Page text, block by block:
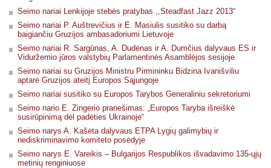
Seimo nariai Lenkijoje stebės pratybas ,,Steadfast Jazz 2013“
Seimo nariai P. Auštrevičius ir E. Masiulis susitiko su darbą
baigiančiu Gruzijos ambasadoriumi Lietuvoje
Seimo nariai R. Sargūnas, A. Dudėnas ir A. Dumčius dalyvaus ES ir
Viduržemio jūros valstybių Parlamentinės Asamblėjos sesijoje
Seimo nariai su Gruzijos Ministru Pirmininku Bidzina Ivanišviliu
aptarė Gruzijos ateitį Europos Sąjungoje
Seimo nariai susitiko su Europos Tarybos Generaliniu sekretoriumi
Seimo nario E. Zingerio pranešimas: „Europos Taryba išreiškė
susirūpinimą dėl padėties Ukrainoje“
Seimo narys A. Kašėta dalyvaus ETPA Lygių galimybių ir
nediskriminavimo komiteto posėdyje
Seimo narys E. Vareikis – Bulgarijos Respublikos išvadavimo 135-ųjų
metinių renginiuose